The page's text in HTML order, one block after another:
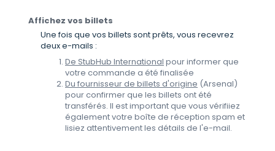
Affichez vos billets
Une fois que vos billets sont prêts, vous recevrez
deux e-mails :
De StubHub International pour informer que
votre commande a été finalisée
Du fournisseur de billets d'origine (Arsenal)
pour confirmer que les billets ont été
transférés. Il est important que vous vérifiiez
également votre boîte de réception spam et
lisiez attentivement les détails de l'e-mail.